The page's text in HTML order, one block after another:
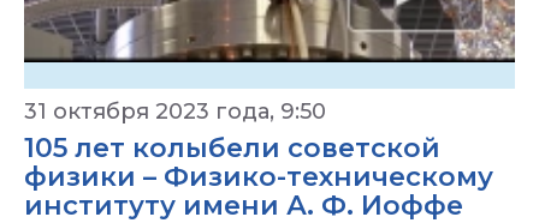
31 октября 2023 года, 9:50
105 лет колыбели советской
физики – Физико-техническому
институту имени А. Ф. Иоффе